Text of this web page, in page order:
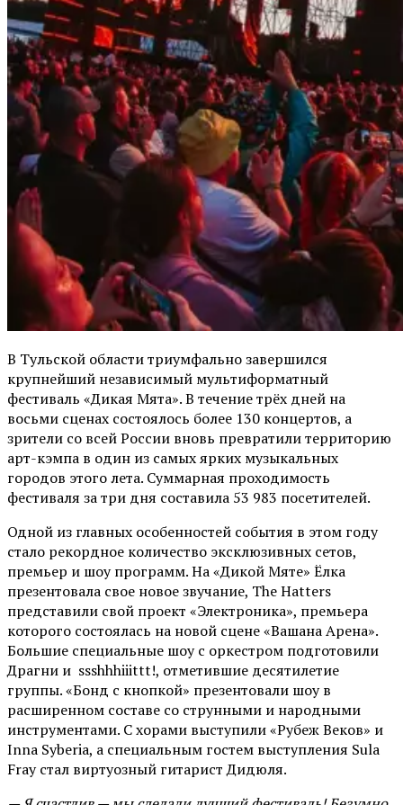
В Тульской области триумфально завершился
крупнейший независимый мультиформатный
фестиваль «Дикая Мята». В течение трёх дней на
восьми сценах состоялось более 130 концертов, а
зрители со всей России вновь превратили территорию
арт-кэмпа в один из самых ярких музыкальных
городов этого лета. Суммарная проходимость
фестиваля за три дня составила 53 983 посетителей.
Одной из главных особенностей события в этом году
стало рекордное количество эксклюзивных сетов,
премьер и шоу программ. На «Дикой Мяте» Ёлка
презентовала свое новое звучание, The Hatters
представили свой проект «Электроника», премьера
которого состоялась на новой сцене «Вашана Арена».
Большие специальные шоу с оркестром подготовили
Драгни и ssshhhiiittt!, отметившие десятилетие
группы. «Бонд с кнопкой» презентовали шоу в
расширенном составе со струнными и народными
инструментами. С хорами выступили «Рубеж Веков» и
Inna Syberia, а специальным гостем выступления Sula
Fray стал виртуозный гитарист Дидюля.